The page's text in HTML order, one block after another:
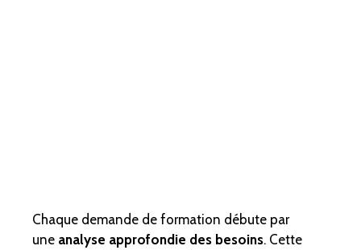
Chaque demande de formation débute par
une analyse approfondie des besoins. Cette